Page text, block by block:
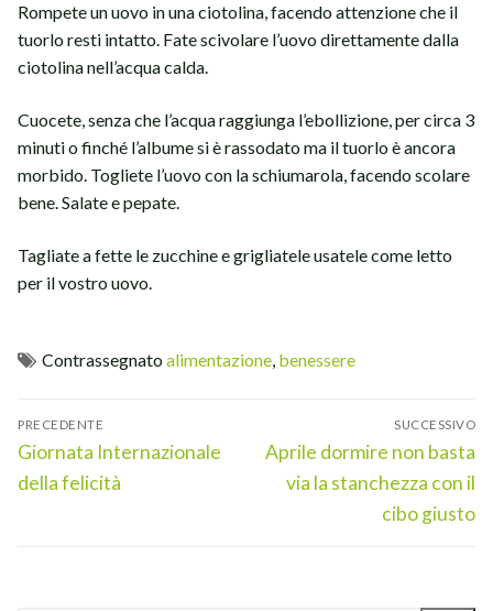
Rompete un uovo in una ciotolina, facendo attenzione che il
tuorlo resti intatto. Fate scivolare l’uovo direttamente dalla
ciotolina nell’acqua calda.
Cuocete, senza che l’acqua raggiunga l’ebollizione, per circa 3
minuti o finché l’albume si è rassodato ma il tuorlo è ancora
morbido. Togliete l’uovo con la schiumarola, facendo scolare
bene. Salate e pepate.
Tagliate a fette le zucchine e grigliatele usatele come letto
per il vostro uovo.
Contrassegnatoalimentazione, benessere
Navigazione
articoli
PRECEDENTE
Articolo
precedente:
Giornata Internazionale
della felicità
SUCCESSIVO
Articolo
successivo:
Aprile dormire non basta
via la stanchezza con il
cibo giusto